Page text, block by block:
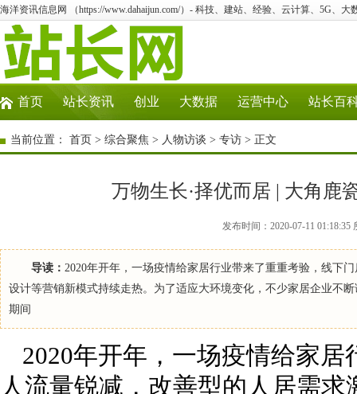
海洋资讯信息网 （https://www.dahaijun.com/）- 科技、建站、经验、云计算、5G、大
首页 站长资讯 创业 大数据 运营中心 站长百
当前位置： 首页 > 综合聚焦 > 人物访谈 > 专访 > 正文
万物生长·择优而居 | 大角鹿
发布时间：2020-07-11
导读： 2020年开年，一场疫情给家居行业带来了重重考验，线下
设计等营销新模式持续走热。为了适应大环境变化，不少家居企业不
期间
2020年开年，一场疫情给家
人流量锐减，改善型的人居需